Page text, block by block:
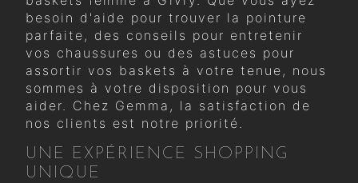
besoin d'aide pour trouver la pointure
parfaite, des conseils pour entretenir
vos chaussures ou des astuces pour
assortir vos baskets à votre tenue, nous
sommes à votre disposition pour vous
aider. Chez Gemma, la satisfaction de
nos clients est notre priorité.
UNE EXPÉRIENCE SHOPPING
UNIQUE